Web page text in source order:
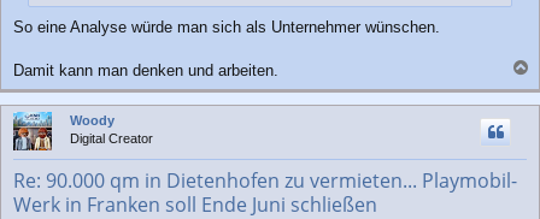
So eine Analyse würde man sich als Unternehmer wünschen.
Damit kann man denken und arbeiten.
a
c
Woody
Digital Creator
Re: 90.000 qm in Dietenhofen zu vermieten... Playmobil-
Werk in Franken soll Ende Juni schließen